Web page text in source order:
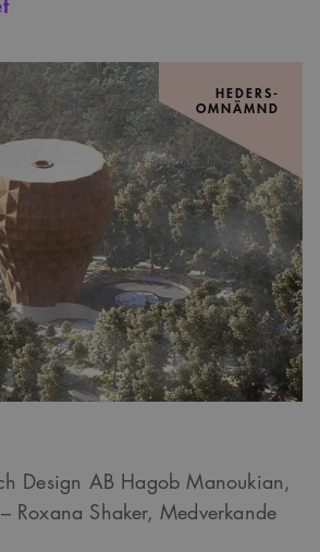
HEDERS-
OMNÄMND
Design AB Hagob Manoukian,
Roxana Shaker, Medverkande